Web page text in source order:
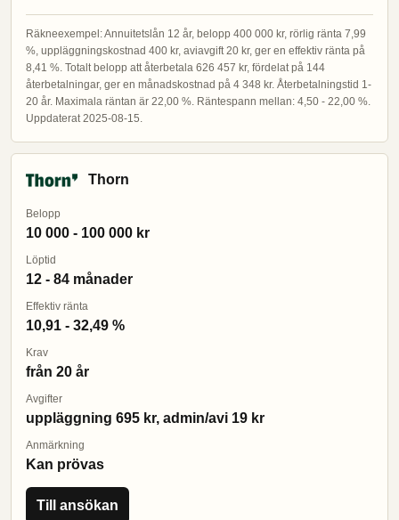
Räkneexempel: Annuitetslån 12 år, belopp 400 000 kr, rörlig ränta 7,99
%, uppläggningskostnad 400 kr, aviavgift 20 kr, ger en effektiv ränta på
8,41 %. Totalt belopp att återbetala 626 457 kr, fördelat på 144
återbetalningar, ger en månadskostnad på 4 348 kr. Återbetalningstid 1-
20 år. Maximala räntan är 22,00 %. Räntespann mellan: 4,50 - 22,00 %.
Uppdaterat 2025-08-15.
Thorn
Belopp
10 000 - 100 000 kr
Löptid
12 - 84 månader
Effektiv ränta
10,91 - 32,49 %
Krav
från 20 år
Avgifter
uppläggning 695 kr, admin/avi 19 kr
Anmärkning
Kan prövas
Till ansökan